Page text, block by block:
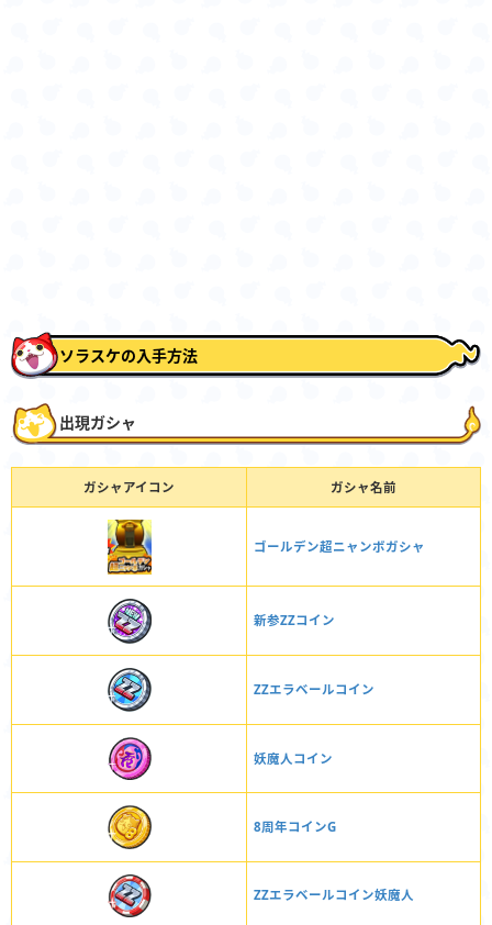
ソラスケの入手方法
出現ガシャ
ガシャアイコン ガシャ名前
ゴールデン超ニャンボガシャ
新参ZZコイン
ZZエラベールコイン
妖魔人コイン
8周年コインG
ZZエラベールコイン妖魔人